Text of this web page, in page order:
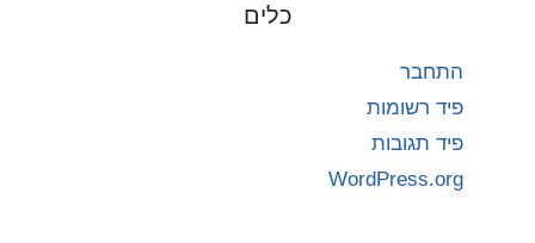
כלים
התחבר
פיד רשומות
פיד תגובות
WordPress.org